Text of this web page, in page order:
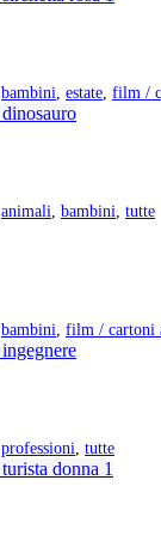
bambini, estate, film /
animali, bambini, tutte
bambini, film / cartoni
professioni, tutte